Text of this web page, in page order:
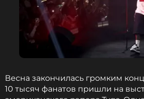
Весна закончилась громким
10 тысяч фанатов пришли на